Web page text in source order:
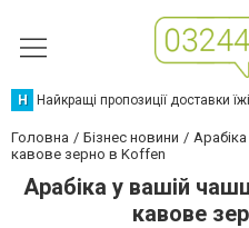
Н Найкращі пропозиції доставки
Головна Бізнес новини
кавове зерно в Koffen
Арабіка у вашій
кавове